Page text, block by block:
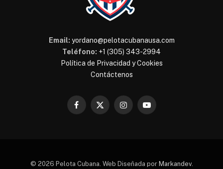
Email: yordano@pelotacubanausa.com
Teléfono: +1 (305) 343-2994
Política de Privacidad y Cookies
Contáctenos
Facebook
X
InstagramYouTube
© 2026 Pelota Cubana. Web Diseñada por Markandev.